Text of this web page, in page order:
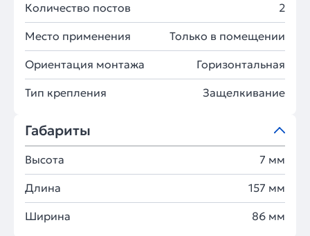
Количество постов 2
Место применения Только в помещении
Ориентация монтажа Горизонтальная
Тип крепления Защелкивание
Габариты
Высота 7 мм
Длина 157 мм
Ширина 86 мм